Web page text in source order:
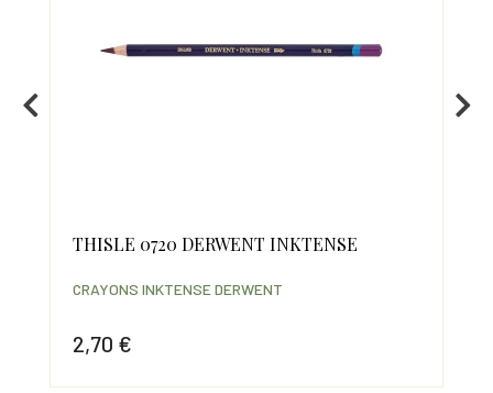
THISLE 0720 DERWENT INKTENSE
2,70 €
CRAYONS INKTENSE DERWENT